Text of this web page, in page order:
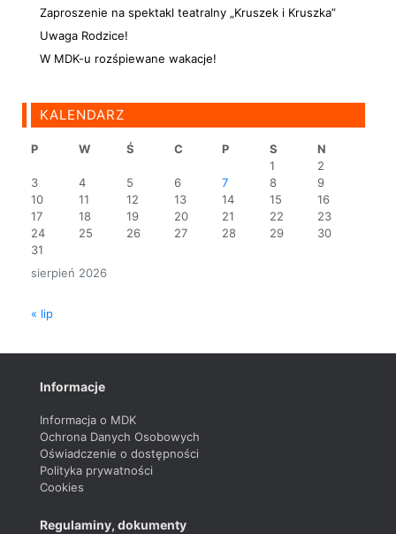
Zaproszenie na spektakl teatralny „Kruszek i Kruszka”
Uwaga Rodzice!
W MDK-u rozśpiewane wakacje!
KALENDARZ
sierpień 2026
P W Ś C P S
N
1
2
3
4 5 6 7 8
9
10
11 12 13 14 15
16
17
18 19 20 21 22
23
24
25 26 27 28 29
30
31
« lip
Informacje
Informacja o MDK
Ochrona Danych Osobowych
Oświadczenie o dostępności
Polityka prywatności
Cookies
Regulaminy, dokumenty